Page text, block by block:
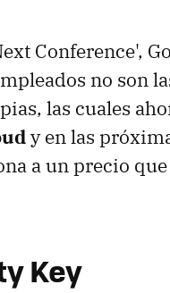
Conference',
no son
las cuales
y en las
a un precio
Key